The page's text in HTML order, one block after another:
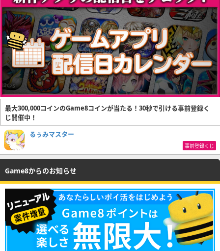
最大300,000コインのGame8コインが当たる！30秒で引ける事前登録く
じ開催中！
るぅみマスター
事前登録くじ
Game8からのお知らせ